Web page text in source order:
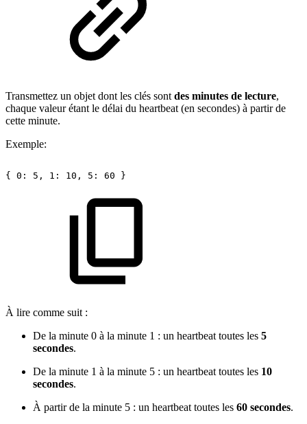
Transmettez un objet dont les clés sont des minutes de lecture,
chaque valeur étant le délai du heartbeat (en secondes) à partir de
cette minute.
Exemple:
{ 0: 5, 1: 10, 5: 60 }
À lire comme suit :
De la minute 0 à la minute 1 : un heartbeat toutes les 5
secondes.
De la minute 1 à la minute 5 : un heartbeat toutes les 10
secondes.
À partir de la minute 5 : un heartbeat toutes les 60 secondes.